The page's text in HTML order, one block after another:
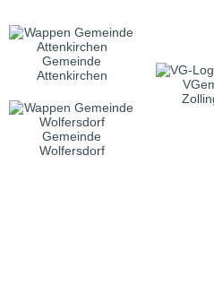
Gemeinde
Attenkirchen
Gemeinde
Wolfersdorf